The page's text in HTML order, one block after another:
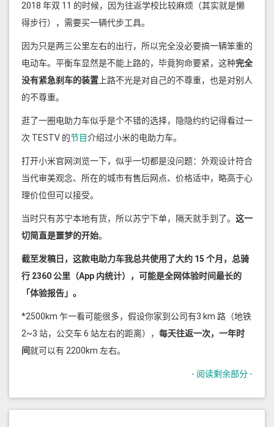
2018 年双 11 的时候，因为往返学校比较麻烦（其实就是懒
得步行），需要买一辆代步工具。
因为只是两三公里左右的出行，所以完全没必要搞一辆笨重的
电动车。平衡车显然是不能上路的，毕竟狗命要紧，这种完全
没有紧急刹车的装置 上路不光是对自己的不尊重，也是对别人
的不尊重。
逛了一圈电助力车似乎是个不错的选择，隐隐约约记得看过一
次 TESTV 的节目介绍过小米的电助力车。
打开小米官网浏览一下，似乎一切都是没问题：外观设计符合
当代审美观念、所在的城市有售后网点、价格适中，略高于心
理价位但可以接受。
当时只有苏宁本地有货，所以苏宁下单，隔天就手到了。 这一
切简直是噩梦的开始。
截至发稿日，这款电助力车我总共使用了大约 15 个月，总骑
行 2360 公里（App 内统计），可能是全网体验时间最长的
「体验报告」。
*2500km 乍一看可能很多，假设你家到公司有3 km 路（地铁
2~3 站，公交车 6 站左右的距离）， 每天往返一次，一年时
间就可以有 2200km 左右。
- 阅读剩余部分 -